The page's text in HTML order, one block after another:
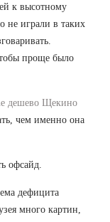
к высотному
не играли в таких
проще было
дешево Щекино
чем именно она
офсайд.
дефицита
много картин,